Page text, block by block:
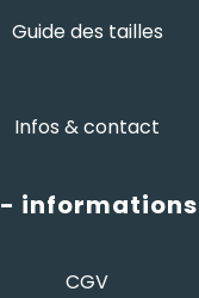
Guide des tailles
Infos & contact
- informations
CGV